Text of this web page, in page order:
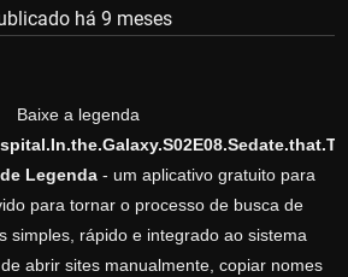
há 9 meses
Baixe a legenda
Legenda - um aplicativo gratuito para
para tornar o processo de busca de
simples, rápido e integrado ao sistema
abrir sites manualmente, copiar nomes